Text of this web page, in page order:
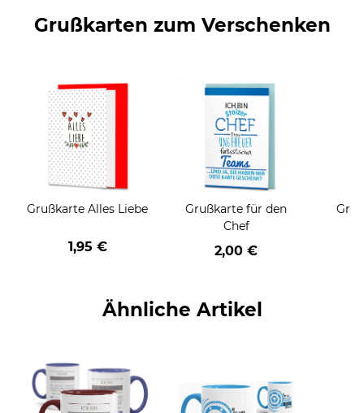
Grußkarten zum Verschenken
Grußkarte Alles Liebe
1,95 €
Grußkarte für den
Chef
2,00 €
Ähnliche Artikel